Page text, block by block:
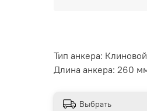
Тип анкера:
Длина анкера: 260
Выбрать